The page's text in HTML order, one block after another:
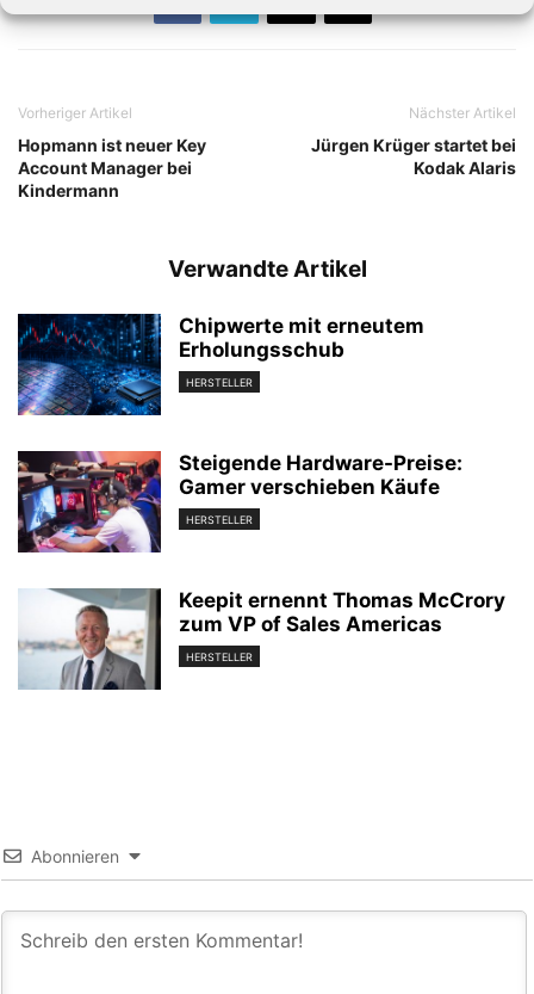
Vorheriger Artikel
Hopmann ist neuer Key
Account Manager bei
Kindermann
Nächster Artikel
Jürgen Krüger startet bei
Kodak Alaris
Verwandte Artikel
Chipwerte mit erneutem
Erholungsschub
HERSTELLER
Steigende Hardware-Preise:
Gamer verschieben Käufe
HERSTELLER
Keepit ernennt Thomas McCrory
zum VP of Sales Americas
HERSTELLER
Abonnieren